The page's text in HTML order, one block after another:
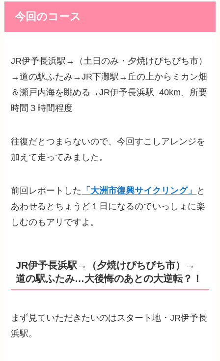
今回のコース
JR伊予長浜駅→（土日のみ・夕焼けぴちぴち市）
→道の駅ふたみ→JR下灘駅→丘の上からミカン畑
＆瀬戸内海を眺める→JR伊予長浜駅 40km、所要
時間３時間程度
往復だとつまらないので、今回すこしアレンジを
加えて走ってみました。
前回レポートした 「大洲市復興サイクリング」
と
あわせるとちょうど１日になるのでいっしょに楽
しむのもアリですよ。
JR伊予長浜駅→（夕焼けぴちぴち市）→
道の駅ふたみ…大後悔のあとの大逆転？！
まず見ていただきたいのはスタート地・JR伊予長
浜駅。